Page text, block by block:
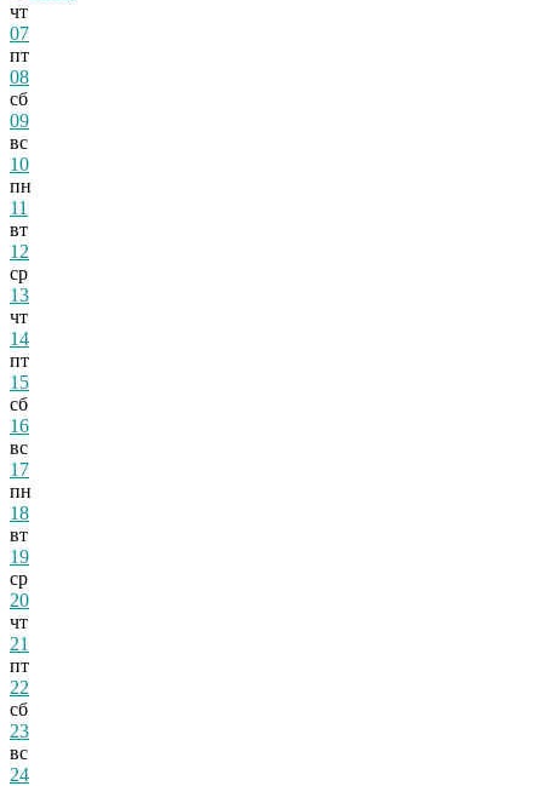
чт
07
пт
08
сб
09
вс
10
пн
11
вт
12
ср
13
чт
14
пт
15
сб
16
вс
17
пн
18
вт
19
ср
20
чт
21
пт
22
сб
23
вс
24